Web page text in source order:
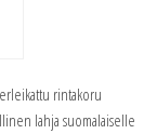
rintakoru
lahja suomalaiselle